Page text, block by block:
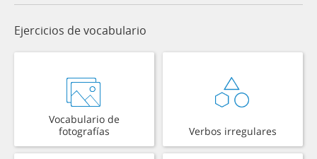
Ejercicios de vocabulario
Vocabulario de
fotografías
Verbos irregulares